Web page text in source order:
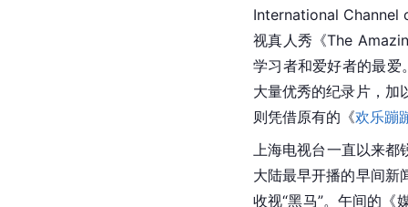
International Channel
视真人秀《The
学习者和爱好者的最
大量优秀的纪录片，加
则凭借原有的《欢乐蹦
上海电视台一直以来
大陆最早开播的早间新
收视“黑马”。午间的《